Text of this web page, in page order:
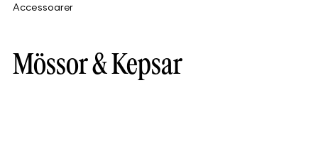
Accessoarer
Mössor & Kepsar